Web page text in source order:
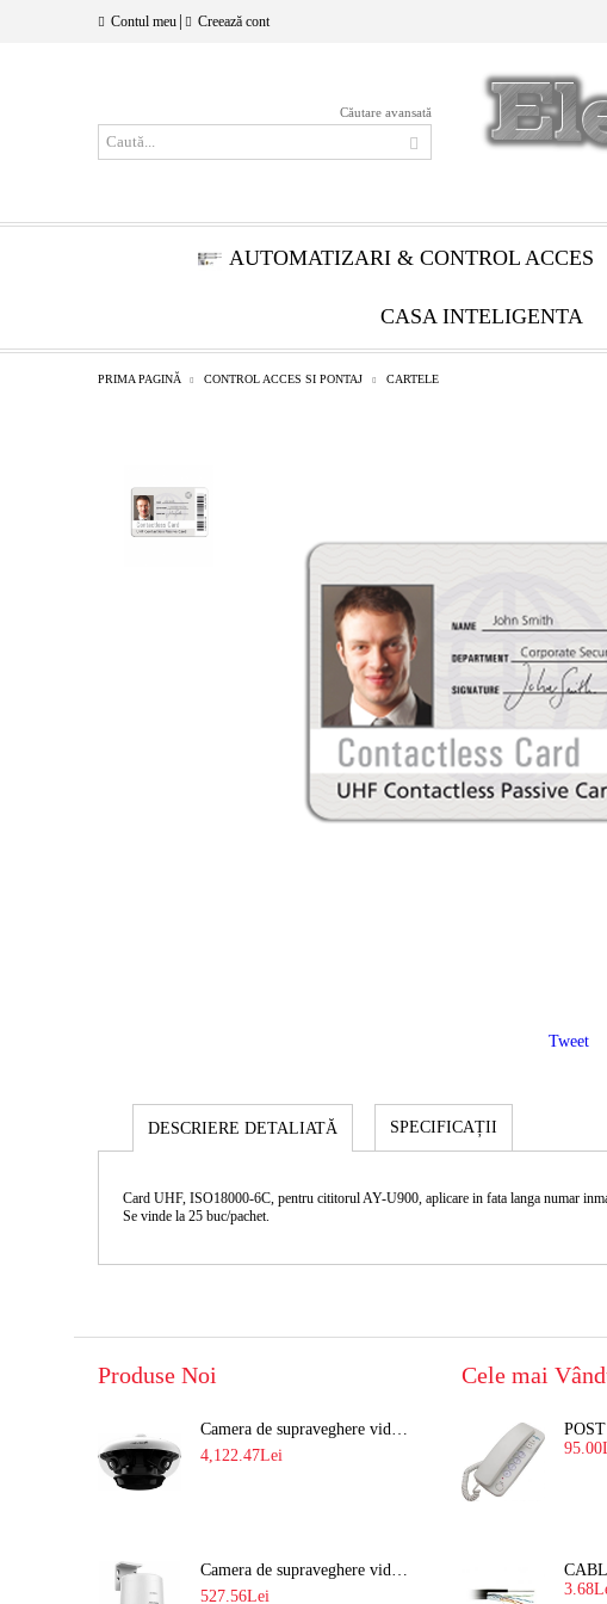
Contul meu Creează cont
Căutare avansată
AUTOMATIZARI & CONTROL ACCES
CASA INTELIGENTA
PRIMA PAGINĂ CONTROL ACCES SI PONTAJ CARTELE
Tweet
DESCRIERE DETALIATĂ SPECIFICAȚII
Card UHF, ISO18000-6C, pentru cititorul AY-U900, aplicare in fata langa numar
Se vinde la 25 buc/pachet.
Produse Noi
Camera de supraveghere video 8MP panoramica de exterior(4x2MP Stitched) Navaio NGC-7482PR
4,122.47Lei
Camera de supraveghere video IP PT 4MP cu lumina alba 30M si lentila fixa Hikvision DS-2DE2C400SCG-E F1
527.56Lei
Cele mai